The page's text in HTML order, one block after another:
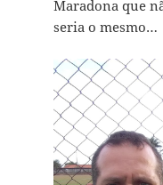
Maradona que
seria o mesmo…